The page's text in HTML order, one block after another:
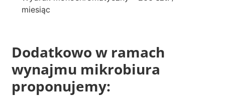
miesiąc
Dodatkowo w ramach
wynajmu mikrobiura
proponujemy: